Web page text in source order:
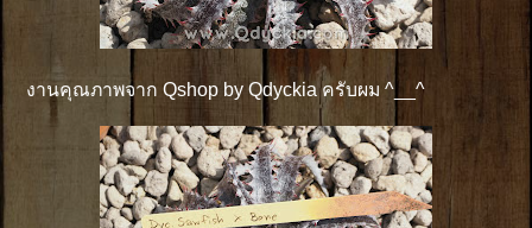
งานคุณภาพจาก Qshop by Qdyckia ครับผม ^__^